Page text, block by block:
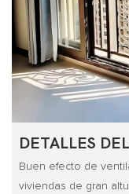
DETALLES
Buen efecto de
viviendas de gran